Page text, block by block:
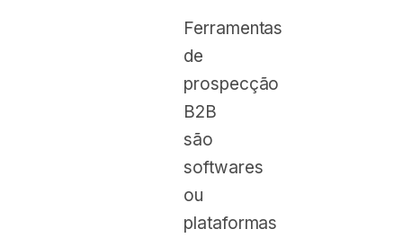
Ferramentas
de
prospecção
B2B
são
softwares
ou
plataformas